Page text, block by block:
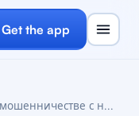
Get the app
с н...